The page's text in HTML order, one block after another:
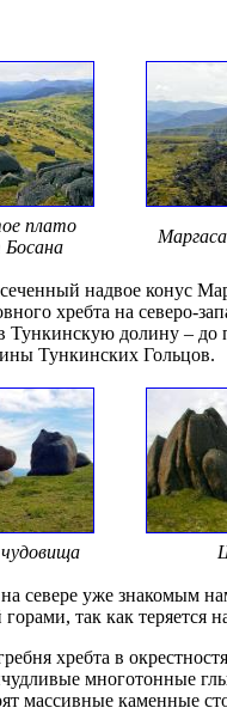
плато
Босана
надвое конус
хребта на
Тункинскую долину – до
Тункинских Гольцов.
на севере уже знакомым
так как теряется
хребта в
многотонные
массивные каменные